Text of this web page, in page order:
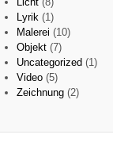
Lyrik(1)
Malerei (10)
Objekt(7)
Uncategorized (1)
Video(5)
Zeichnung(2)